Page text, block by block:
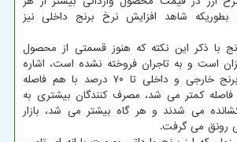
شاهد افزایش نرخ برنج داخلی نیز
با ذکر این نکته که هنوز قسمتی از محصول
است و به تاجران فروخته نشده است، اشاره
کرد: همیشه قیمت برنج خارجی و داخلی تا ۷۰ درصد با هم فاصله
فاصله کمتر می شد، مصرف کنندگان بیشتری به
می شدند و هر گاه بیشتر می شد، بازار
رونق می گرفت.